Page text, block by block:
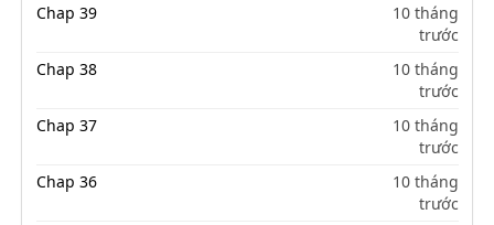
Chap 39
10 tháng
trước
Chap 38
10 tháng
trước
Chap 37
10 tháng
trước
Chap 36
10 tháng
trước